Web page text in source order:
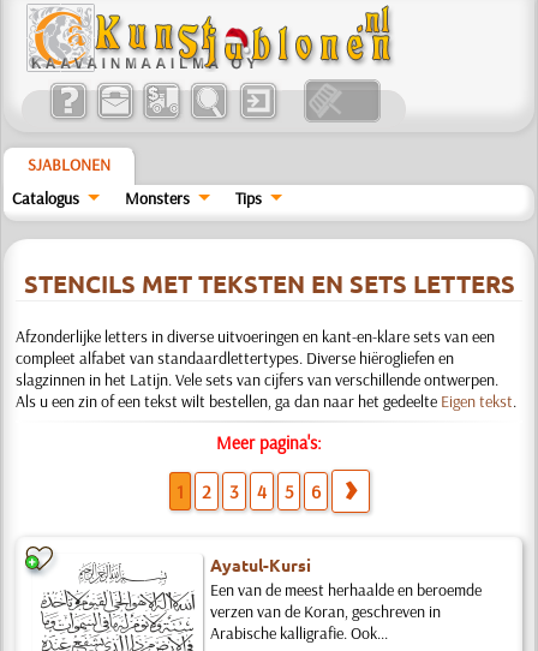
SJABLONEN
Catalogus
Monsters Tips
STENCILS MET TEKSTEN EN SETS LETTERS
Afzonderlijke letters in diverse uitvoeringen en kant-en-klare sets van een
compleet alfabet van standaardlettertypes. Diverse hiërogliefen en
slagzinnen in het Latijn. Vele sets van cijfers van verschillende ontwerpen.
Als u een zin of een tekst wilt bestellen, ga dan naar het gedeelte Eigen tekst.
Meer pagina's:
1 2 3 4 5 6
Ayatul-Kursi
Een van de meest herhaalde en beroemde
verzen van de Koran, geschreven in
Arabische kalligrafie. Ook...